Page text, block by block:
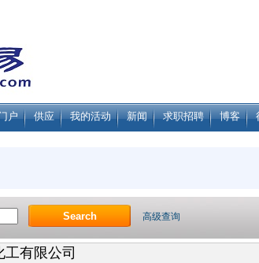
户 供应 我的活动 新闻 求职招聘 博客
高级查询
有限公司